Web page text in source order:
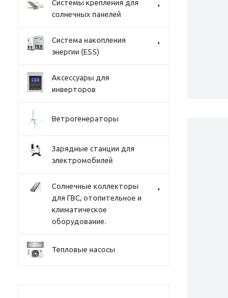
Системы крепления для
солнечных панелей
Система накопления
энергии (ESS)
Аксессуары для
инверторов
Ветрогенераторы
Зарядные станции для
электромобилей
Солнечные коллекторы
для ГВС, отопительное и
климатическое
оборудование.
Тепловые насосы